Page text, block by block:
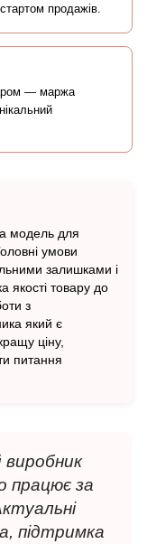
продажів.
— маржа
модель для
умови
залишками і
якості товару до
з
який є
ціну,
питання
виробник
працює за
підтримка